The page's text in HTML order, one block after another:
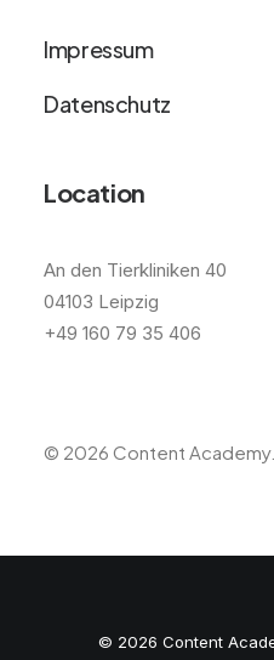
Impressum
Datenschutz
Location
An den Tierkliniken 40
04103 Leipzig
+49 160 79 35 406
© 2026 Content Academy.
© 2026 Content